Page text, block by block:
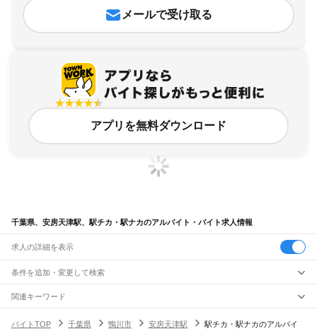
メールで受け取る
アプリを無料ダウンロード
千葉県、安房天津駅、駅チカ・駅ナカのアルバイト・バイト求人情報
求人の詳細を表示
条件を追加・変更して検索
市区町村を追加・変更
千葉県すべて
駅を追加・変更
関連キーワード
バイトTOP
千葉県 鴨川市 安房天津駅 駅チカ・駅ナカのアルバイ